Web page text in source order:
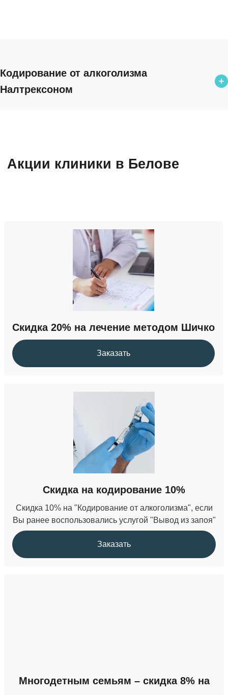
Кодирование от алкоголизма
Налтрексоном
Кодирование иглоукалыванием
от 20 000 ₽
от 7 000 ₽
от 4 000 ₽
Акции клиники в Белове
Скидка 20% на лечение методом Шичко
Заказать
Скидка на кодирование 10%
Скидка 10% на "Кодирование от алкоголизма", если
Вы ранее воспользовались услугой "Вывод из запоя"
Заказать
Многодетным семьям – скидка 8% на